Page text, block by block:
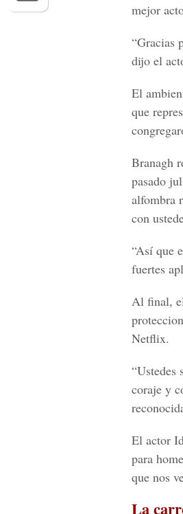
mejor
“Gracias
dijo el
El
que
Branagh
pasado
alfombra
con
“Así que
fuertes
Al final,
Netflix.
“Ustedes
coraje y
El actor
para
que nos
La